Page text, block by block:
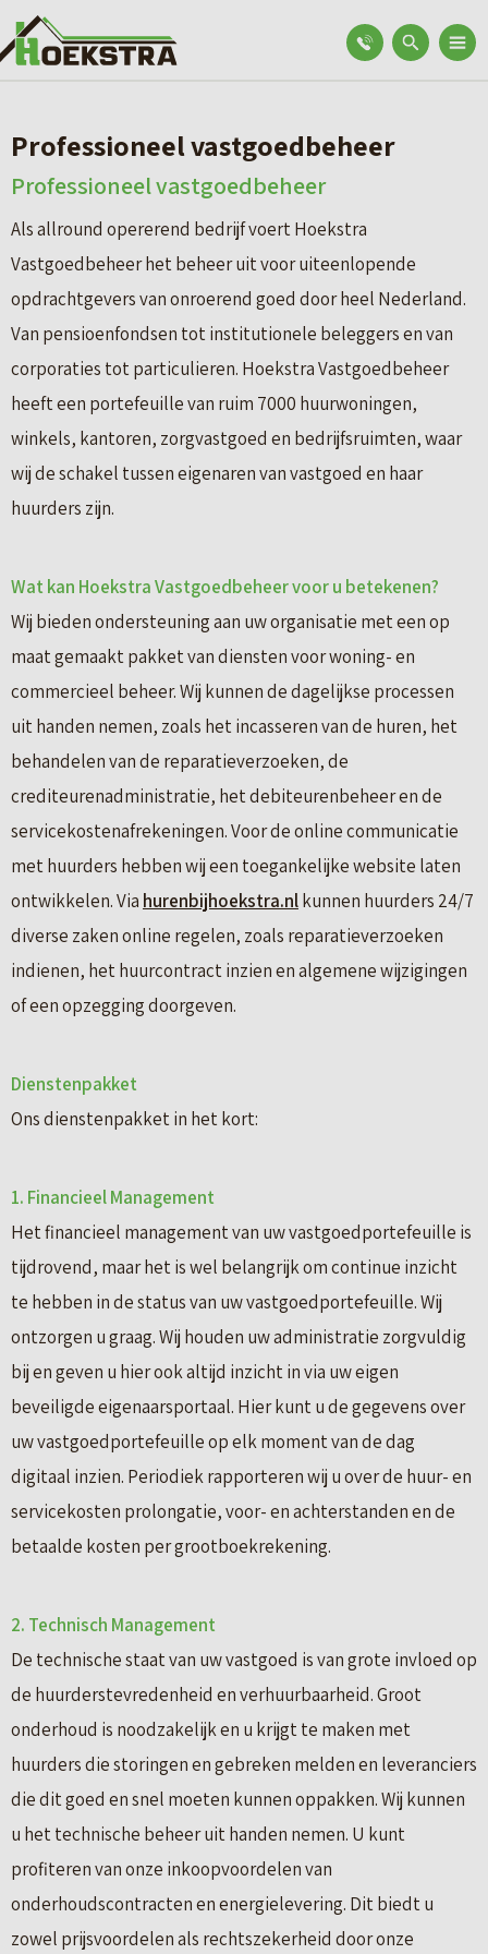
Professioneel vastgoedbeheer
Professioneel vastgoedbeheer
Als allround opererend bedrijf voert Hoekstra
Vastgoedbeheer het beheer uit voor uiteenlopende
opdrachtgevers van onroerend goed door heel Nederland.
Van pensioenfondsen tot institutionele beleggers en van
corporaties tot particulieren. Hoekstra Vastgoedbeheer
heeft een portefeuille van ruim 7000 huurwoningen,
winkels, kantoren, zorgvastgoed en bedrijfsruimten, waar
wij de schakel tussen eigenaren van vastgoed en haar
huurders zijn.
Wat kan Hoekstra Vastgoedbeheer voor u betekenen?
Wij bieden ondersteuning aan uw organisatie met een op
maat gemaakt pakket van diensten voor woning- en
commercieel beheer. Wij kunnen de dagelijkse processen
uit handen nemen, zoals het incasseren van de huren, het
behandelen van de reparatieverzoeken, de
crediteurenadministratie, het debiteurenbeheer en de
servicekostenafrekeningen. Voor de online communicatie
met huurders hebben wij een toegankelijke website laten
ontwikkelen. Via hurenbijhoekstra.nlkunnen huurders 24/7
diverse zaken online regelen, zoals reparatieverzoeken
indienen, het huurcontract inzien en algemene wijzigingen
of een opzegging doorgeven.
Dienstenpakket
Ons dienstenpakket in het kort:
1. Financieel Management
Het financieel management van uw vastgoedportefeuille is
tijdrovend, maar het is wel belangrijk om continue inzicht
te hebben in de status van uw vastgoedportefeuille. Wij
ontzorgen u graag. Wij houden uw administratie zorgvuldig
bij en geven u hier ook altijd inzicht in via uw eigen
beveiligde eigenaarsportaal. Hier kunt u de gegevens over
uw vastgoedportefeuille op elk moment van de dag
digitaal inzien. Periodiek rapporteren wij u over de huur- en
servicekosten prolongatie, voor- en achterstanden en de
betaalde kosten per grootboekrekening.
2. Technisch Management
De technische staat van uw vastgoed is van grote invloed op
de huurderstevredenheid en verhuurbaarheid. Groot
onderhoud is noodzakelijk en u krijgt te maken met
huurders die storingen en gebreken melden en leveranciers
die dit goed en snel moeten kunnen oppakken. Wij kunnen
u het technische beheer uit handen nemen. U kunt
profiteren van onze inkoopvoordelen van
onderhoudscontracten en energielevering. Dit biedt u
zowel prijsvoordelen als rechtszekerheid door onze